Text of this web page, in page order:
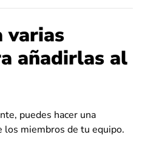
varias
añadirlas al
puedes hacer una
los miembros de tu equipo.